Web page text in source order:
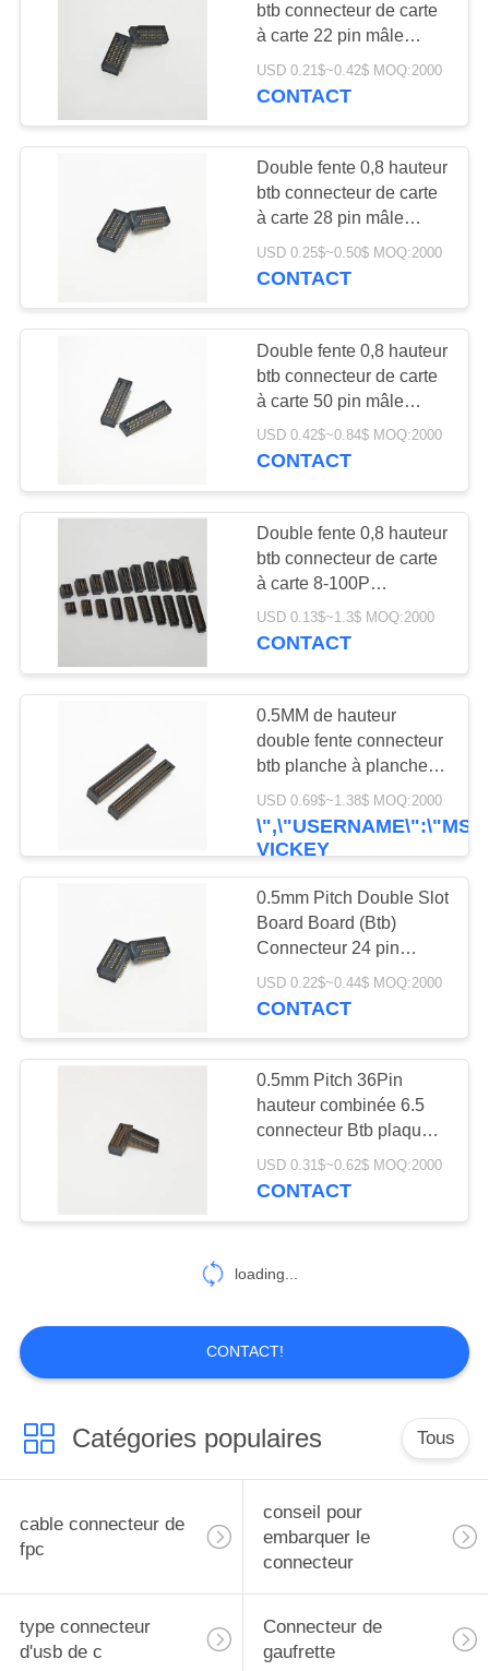
CITATION
NEWS
POLICY
Connecteur de
gaufrette
Connecteur d'en-
tête de Pin
connecteur femelle
d'en-tête
19
Connecteur de carte
10
connecteur de carte
de mémoire
9
cable connecteur de
6
FFC câble plat
14
btb connecteur de carte
à carte 22 pin mâle
femelle hauteur de bloc
6,0 mmH SMD terminal
USD 0.21$~0.42$ MOQ:2000
CONTACT
Double fente 0,8 hauteur
btb connecteur de carte
à carte 28 pin mâle
femelle hauteur de bloc
5,5 mmH terminal SMD
USD 0.25$~0.50$ MOQ:2000
CONTACT
Double fente 0,8 hauteur
btb connecteur de carte
à carte 50 pin mâle
femelle hauteur de bloc
5,0 mmH terminal SMD
USD 0.42$~0.84$ MOQ:2000
CONTACT
Double fente 0,8 hauteur
btb connecteur de carte
à carte 8-100P
connecteur de châssis
mâle et femelle hauteur
USD 0.13$~1.3$ MOQ:2000
CONTACT
0.5MM de hauteur
double fente connecteur
btb planche à planche
100pin Hop haute 7,5
fabricants plaqués en or
puce PCBA
USD 0.69$~1.38$ MOQ:2000
\",\"USERNAME\":\"MS.
VICKEY
CHOU\"}");'>CONTACT
0.5mm Pitch Double Slot
Board Board (Btb)
Connecteur 24 pin
hauteur combinée 7,0
plaqué en or PCBA
USD 0.22$~0.44$ MOQ:2000
CONTACT
0.5mm Pitch 36Pin
hauteur combinée 6.5
connecteur Btb plaqué
or double rainure Board
Board (PCBA patch)
USD 0.31$~0.62$ MOQ:2000
CONTACT
loading...
CONTACT!
Catégories populaires Tous
cable connecteur de
fpc
conseil pour
embarquer le
connecteur
type connecteur
d'usb de c
Connecteur de
gaufrette